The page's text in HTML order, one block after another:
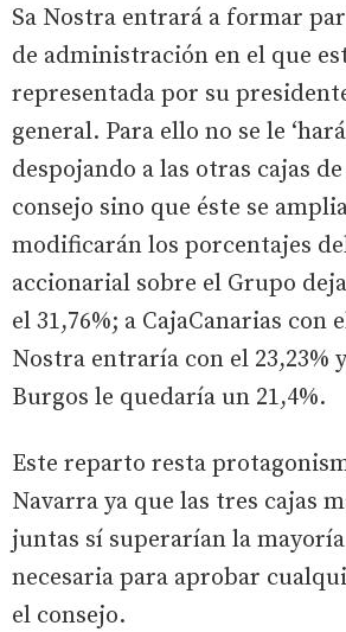
Sa Nostra entrará a formar
de administración en el que
representada por su
general. Para ello no se le
despojando a las otras cajas
consejo sino que éste se
modificarán los porcentajes
accionarial sobre el Grupo
el 31,76%; a CajaCanarias con
Nostra entraría con el 23,23%
Burgos le quedaría un 21,4%.
Este reparto resta
Navarra ya que las tres cajas
juntas sí superarían la
necesaria para aprobar
el consejo.